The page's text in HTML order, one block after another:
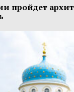
пройдет